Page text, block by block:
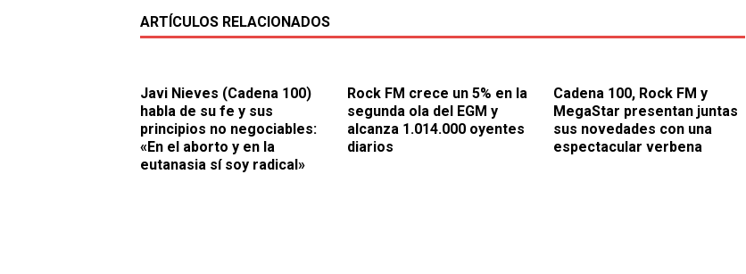
ARTÍCULOS RELACIONADOS
Javi Nieves (Cadena 100)
habla de su fe y sus
principios no negociables:
«En el aborto y en la
eutanasia sí soy radical»
Rock FM crece un 5% en la
segunda ola del EGM y
alcanza 1.014.000 oyentes
diarios
Cadena 100, Rock FM y
MegaStar presentan juntas
sus novedades con una
espectacular verbena